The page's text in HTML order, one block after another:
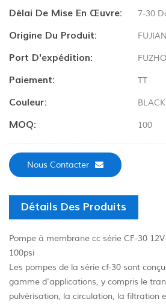
Délai De Mise En Œuvre: 7-30
Origine Du Produit: FUJIAN
Port D'expédition:
Paiement: TT
Couleur: BLACK
MOQ: 100
Nous Contacter
Détails Des Produits
Pompe à membrane cc série CF-30
100psi
Les pompes de la série cf-30 sont
gamme d'applications, y compris le
pulvérisation, la circulation, la filtration